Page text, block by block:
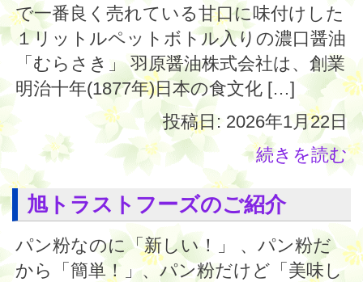
で一番良く売れている甘口に味付けした
１リットルペットボトル入りの濃口醤油
「むらさき」 羽原醤油株式会社は、創業
明治十年(1877年)日本の食文化 […]
投稿日: 2026年1月22日
続きを読む
旭トラストフーズのご紹介
パン粉なのに「新しい！」 、パン粉だ
から「簡単！」、パン粉だけど「美味し